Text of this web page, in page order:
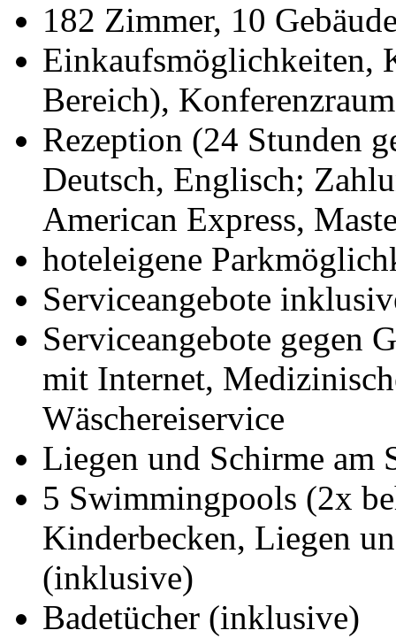
182 Zimmer, 10
Einkaufsmöglichkeiten,
Bereich),
Rezeption (24 Stunden
Deutsch, Englisch;
American Express,
hoteleigene
Serviceangebote
Serviceangebote gegen
mit Internet,
Wäschereiservice
Liegen und Schirme am
5 Swimmingpools (2x
Kinderbecken, Liegen
(inklusive)
Badetücher (inklusive)